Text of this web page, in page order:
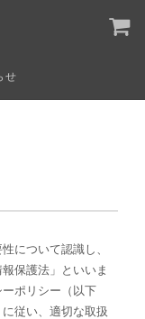
せ
について認識し、
保護法」といいま
ポリシー（以下
従い、適切な取扱